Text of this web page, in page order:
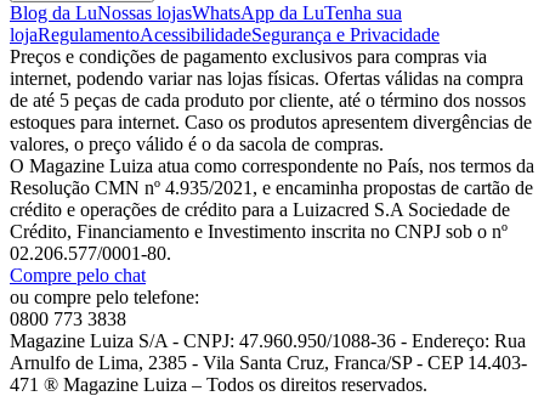
Blog da LuNossas lojasWhatsApp da LuTenha sua
lojaRegulamentoAcessibilidadeSegurança e Privacidade
Preços e condições de pagamento exclusivos para compras via
internet, podendo variar nas lojas físicas. Ofertas válidas na compra
de até 5 peças de cada produto por cliente, até o término dos nossos
estoques para internet. Caso os produtos apresentem divergências de
valores, o preço válido é o da sacola de compras.
O Magazine Luiza atua como correspondente no País, nos termos da
Resolução CMN nº 4.935/2021, e encaminha propostas de cartão de
crédito e operações de crédito para a Luizacred S.A Sociedade de
Crédito, Financiamento e Investimento inscrita no CNPJ sob o nº
02.206.577/0001-80.
Compre pelo chat
ou compre pelo telefone:
0800 773 3838
Magazine Luiza S/A - CNPJ: 47.960.950/1088-36 - Endereço: Rua
Arnulfo de Lima, 2385 - Vila Santa Cruz, Franca/SP - CEP 14.403-
471 ® Magazine Luiza – Todos os direitos reservados.